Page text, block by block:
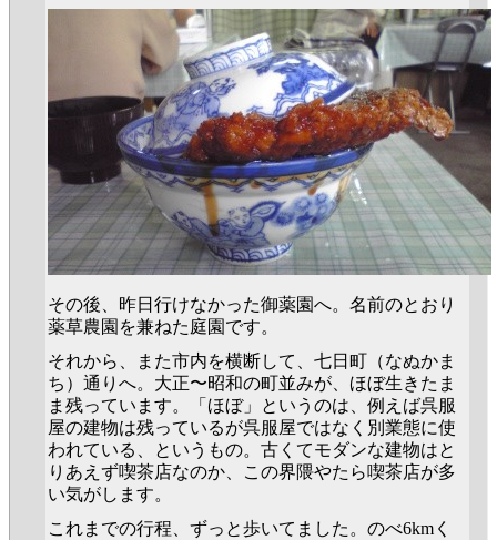
その後、昨日行けなかった御薬園へ。名前のとおり
薬草農園を兼ねた庭園です。
それから、また市内を横断して、七日町（なぬかま
ち）通りへ。大正〜昭和の町並みが、ほぼ生きたま
ま残っています。「ほぼ」というのは、例えば呉服
屋の建物は残っているが呉服屋ではなく別業態に使
われている、というもの。古くてモダンな建物はと
りあえず喫茶店なのか、この界隈やたら喫茶店が多
い気がします。
これまでの行程、ずっと歩いてました。のべ6kmく